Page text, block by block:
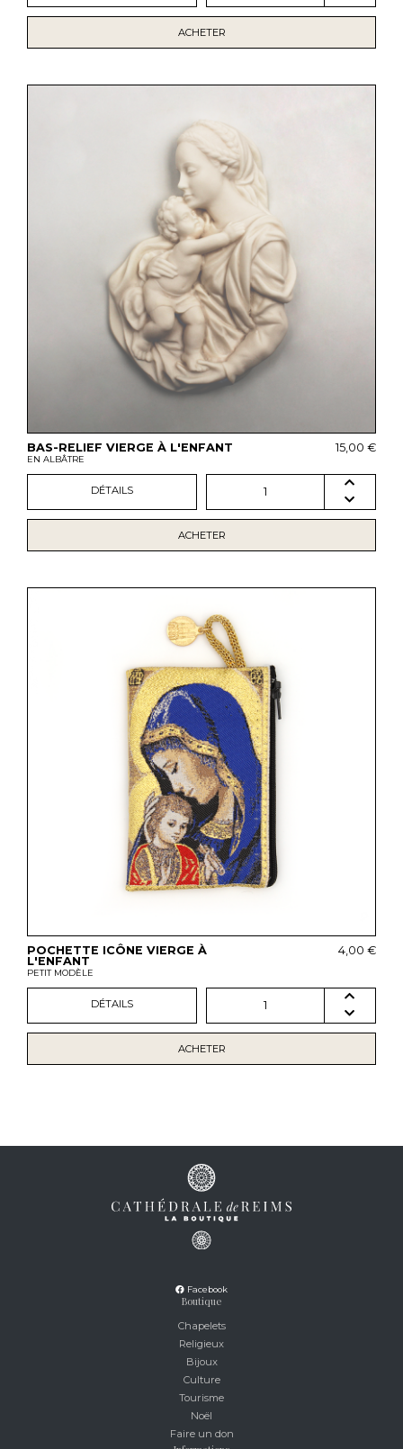
ACHETER
BAS-RELIEF VIERGE À L'ENFANT
EN ALBÂTRE
15,00 €
DÉTAILS 1
ACHETER
POCHETTE ICÔNE VIERGE À
L'ENFANT
PETIT MODÈLE
4,00 €
DÉTAILS 1
ACHETER
Facebook
Boutique
Chapelets
Religieux
Bijoux
Culture
Tourisme
Noël
Faire un don